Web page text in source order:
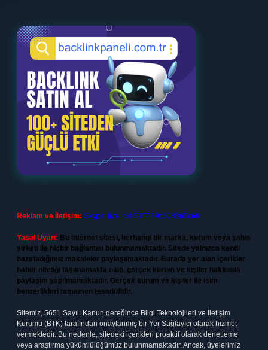
Reklam ve İletişim: Skype: live:.cid.575569c608265c69
Yasal Uyarı: Bu internet sitesi, herhangi bir marka, kurum veya şahıs
şirketi ile hiçbir bağlantısı bulunmamaktadır. Sitede yalnızca kendi
hazırladığımız makaleler paylaşılmaktadır. Burada yer alan içerikler
haber niteliği taşımamakta olup, gerçek kurum ve kişiler hakkında
paylaşım yapılmamaktadır. Gerçek kurum ve kişiler ile isim
benzerlikleri tamamen tesadüfidir.
Sitemiz, 5651 Sayılı Kanun gereğince Bilgi Teknolojileri ve İletişim
Kurumu (BTK) tarafından onaylanmış bir Yer Sağlayıcı olarak hizmet
vermektedir. Bu nedenle, sitedeki içerikleri proaktif olarak denetleme
veya araştırma yükümlülüğümüz bulunmamaktadır. Ancak, üyelerimiz